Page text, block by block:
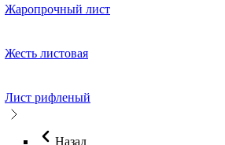
Жаропрочный лист
Жесть листовая
Лист рифленый
Назад